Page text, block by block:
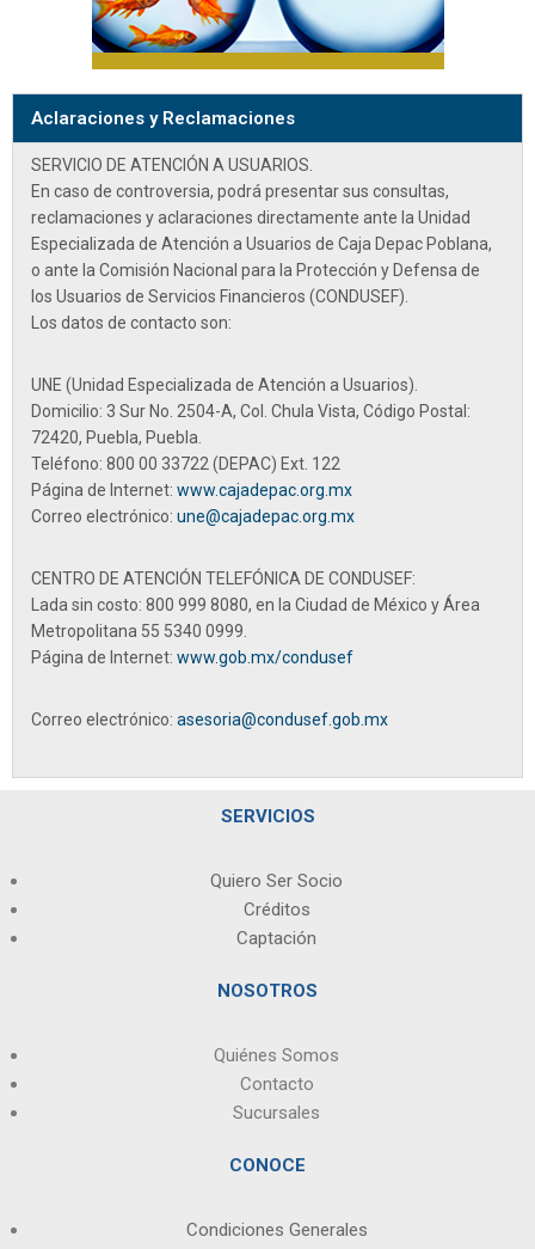
Aclaraciones y Reclamaciones
SERVICIO DE ATENCIÓN A USUARIOS.
En caso de controversia, podrá presentar sus consultas,
reclamaciones y aclaraciones directamente ante la Unidad
Especializada de Atención a Usuarios de Caja Depac Poblana,
o ante la Comisión Nacional para la Protección y Defensa de
los Usuarios de Servicios Financieros (CONDUSEF).
Los datos de contacto son:
UNE (Unidad Especializada de Atención a Usuarios).
Domicilio: 3 Sur No. 2504-A, Col. Chula Vista, Código Postal:
72420, Puebla, Puebla.
Teléfono: 800 00 33722 (DEPAC) Ext. 122
Página de Internet: www.cajadepac.org.mx
Correo electrónico: une@cajadepac.org.mx
CENTRO DE ATENCIÓN TELEFÓNICA DE CONDUSEF:
Lada sin costo: 800 999 8080, en la Ciudad de México y Área
Metropolitana 55 5340 0999.
Página de Internet: www.gob.mx/condusef
Correo electrónico: asesoria@condusef.gob.mx
SERVICIOS
Quiero Ser Socio
Créditos
Captación
NOSOTROS
Quiénes Somos
Contacto
Sucursales
CONOCE
Condiciones Generales